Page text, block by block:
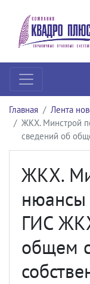
Главная
Лента
ЖКХ. Минстрой
сведений об
ЖКХ.
ГИС
общем